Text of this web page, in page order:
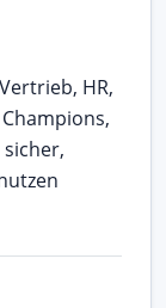
HR,